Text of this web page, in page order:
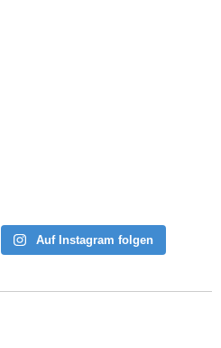
Auf Instagram folgen